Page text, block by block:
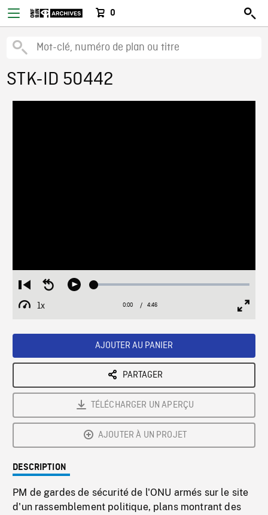
0
STK-ID 50442
Restart
from
beginning
Seek
Play Loaded:
1x
Playback
Current
0:00 / Duration
4:46
AJOUTER AU PANIER
PARTAGER
TÉLÉCHARGER UN APERÇU
AJOUTER À UN PROJET
DESCRIPTION
PM de gardes de sécurité de l'ONU armés sur le site
d'un rassemblement politique, plans montrant des